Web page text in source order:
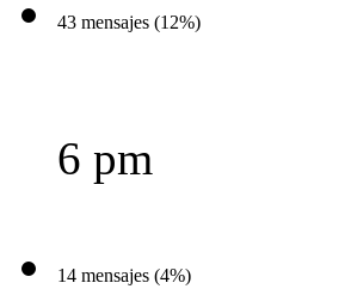
43 mensajes (12%)
6 pm
14 mensajes (4%)